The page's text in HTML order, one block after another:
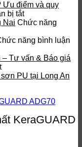
Ưu điểm và quy
bị tắtở
Sơn
chống
điện
gì?
và
trình
Nai Chức năng
năng bình luận
– Tư vấn & Báo giá
ở
Liên
công
PU
PU tại Long An
KeraGUARD